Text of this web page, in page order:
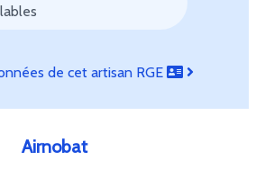
de cet artisan RGE
Airnobat